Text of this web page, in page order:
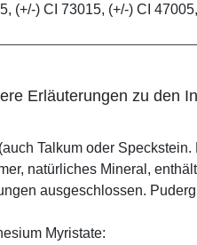
(+/-) CI 73015, (+/-) CI
Erläuterungen zu den
Talkum oder
natürliches Mineral,
ausgeschlossen.
Myristate: